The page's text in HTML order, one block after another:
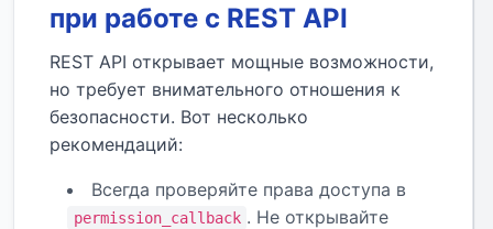
при работе с REST API
REST API открывает мощные возможности,
но требует внимательного отношения к
безопасности. Вот несколько
рекомендаций:
Всегда проверяйте права доступа в
permission_callback . Не открывайте